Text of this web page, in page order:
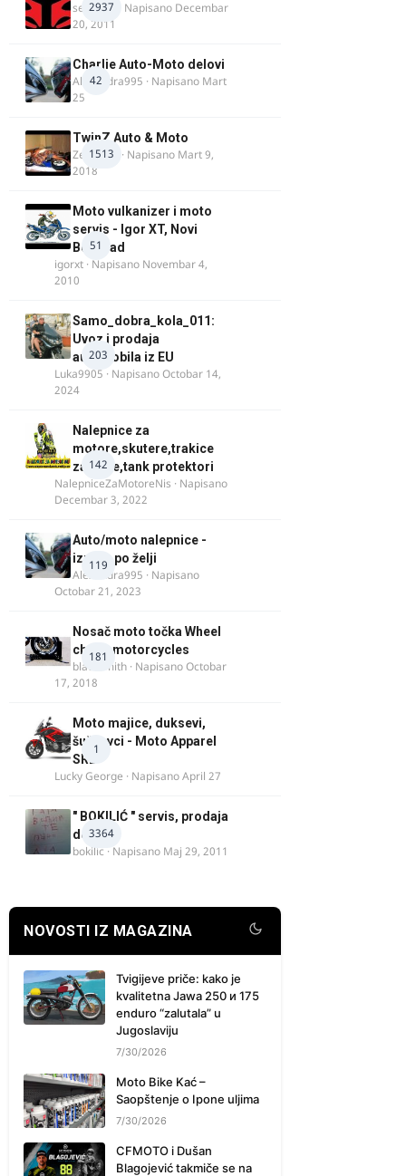
2937
seba011 · Napisano Decembar
20, 2011
42
Charlie Auto-Moto delovi
Alexandra995 · Napisano Mart
25
1513
TwinZ Auto & Moto
Zeljkamp · Napisano Mart 9,
2018
51
Moto vulkanizer i moto
servis - Igor XT, Novi
Beograd
igorxt · Napisano Novembar 4,
2010
203
Samo_dobra_kola_011:
Uvoz i prodaja
automobila iz EU
Luka9905 · NapisanoOctobar 14,
2024
142
Nalepnice za
motore,skutere,trakice
za felne,tank protektori
NalepniceZaMotoreNis · Napisano
Decembar 3, 2022
119
Auto/moto nalepnice -
izrada po želji
Alexandra995 · Napisano
Octobar 21, 2023
181
Nosač moto točka Wheel
chock motorcycles
blacksmith · NapisanoOctobar
17, 2018
1
Moto majice, duksevi,
šuškavci - Moto Apparel
SRB
Lucky George · NapisanoApril 27
3364
" BOKILIĆ " servis, prodaja
delova
bokilic · Napisano Maj 29, 2011
NOVOSTI IZ MAGAZINA
Tvigijeve priče: kako je
kvalitetna Jawa 250 и 175
enduro “zalutala” u
Jugoslaviju
7/30/2026
Moto Bike Kać –
Saopštenje o Ipone uljima
7/30/2026
CFMOTO i Dušan
Blagojević takmiče se na